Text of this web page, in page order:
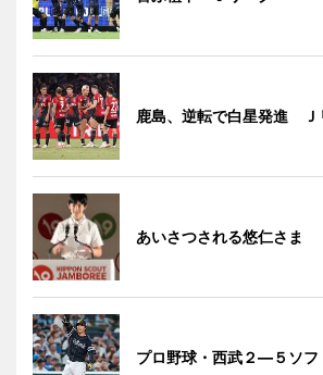
鹿島、逆転で白星発進 Ｊ
あいさつされる悠仁さま
プロ野球・西武２―５ソフ